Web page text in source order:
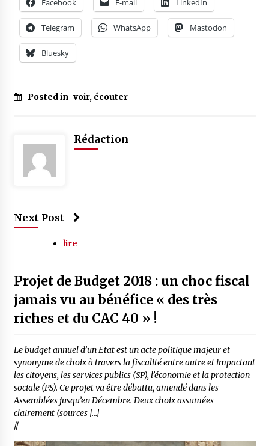
Facebook E-mail LinkedIn
Telegram WhatsApp Mastodon
Bluesky
Posted in voir, écouter
Rédaction
Next Post
lire
Projet de Budget 2018 : un choc fiscal
jamais vu au bénéfice « des très
riches et du CAC 40 » !
Le budget annuel d’un Etat est un acte politique majeur et
synonyme de choix à travers la fiscalité entre autre et impactant
les citoyens, les services publics (SP), l’économie et la protection
sociale (PS). Ce projet va être débattu, amendé dans les
Assemblées jusqu’en Décembre. Deux choix assumées
clairement (sources […]
//